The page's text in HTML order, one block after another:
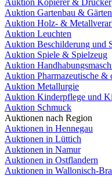
Auktion Kopierer & Drucker
Auktion Gartenbau & Gärten
Auktion Holz- &
Auktion Leuchten
Auktion Beschilderung und
Auktion Spiele & Spielzeug
Auktion
Auktion Pharmazeutische &
Auktion Metallurgie
Auktion Kinderpflege und
Auktion Schmuck
Auktionen nach Region
Auktionen in Hennegau
Auktionen in Lüttich
Auktionen in Namur
Auktionen in Ostflandern
Auktionen in Wallonisch-